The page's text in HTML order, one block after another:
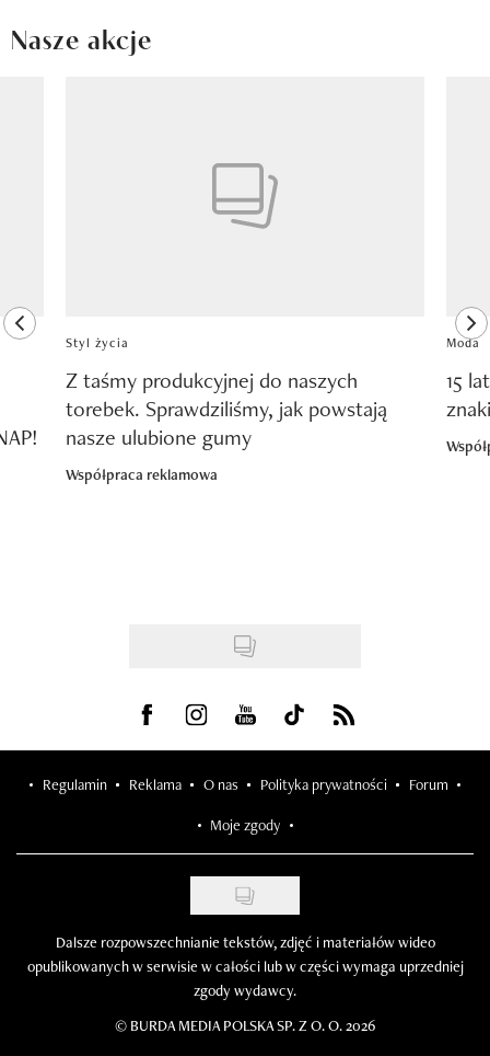
Nasze akcje
previous element
Styl życia
Z taśmy produkcyjnej do naszych
torebek. Sprawdziliśmy, jak powstają
nasze ulubione gumy
Współpraca reklamowa
Moda
15
Visit us on Facebook
Visit us on Instagram
Visit us on Youtube
Visit us on Tiktok
Visit us on Rss
Regulamin Reklama O nas Polityka prywatności Forum
Moje zgody
Dalsze rozpowszechnianie tekstów, zdjęć i materiałów wideo
opublikowanych w serwisie w całości lub w części wymaga uprzedniej
zgody wydawcy.
© BURDA MEDIA POLSKA SP. Z O. O. 2026